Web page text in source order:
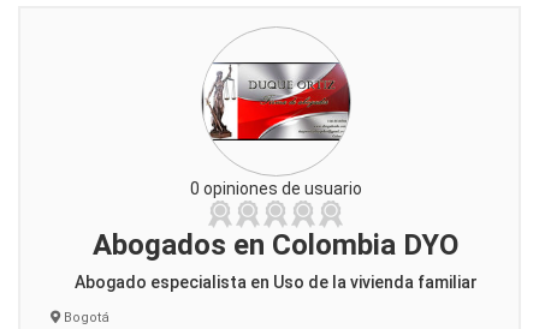
0 opiniones de usuario
Abogados en Colombia DYO
Abogado especialista en Uso de la vivienda familiar
Bogotá